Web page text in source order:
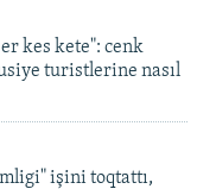
kes kete": cenk
turistlerine nasıl
işini toqtattı,